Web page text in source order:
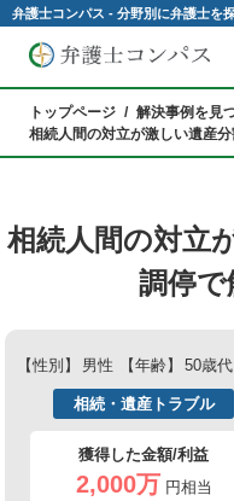
弁護士コンパス - 分野別に弁護士を
トップページ
解決事例を見
相続人間の対立が激しい遺産
相続人間の対立
調停で
【性別】 男性 【年齢】 50歳代
相続・遺産トラブル
獲得した金額/利益
2,000万 円相当